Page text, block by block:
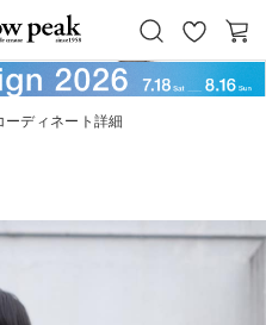
お
気
カ
ー
ーディネート詳細